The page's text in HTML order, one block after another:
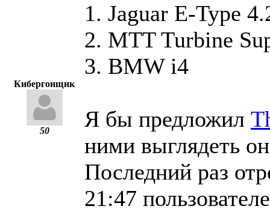
Кибергонщик
50
1. Jaguar E-Type
2. MTT Turbine
3. BMW i4
Я бы предложил
ними выглядеть
Последний раз
21:47